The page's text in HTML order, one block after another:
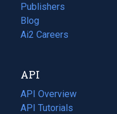
Publishers
Blog
(opens
in
tab)
Ai2 Careers
(opens
new
tab)
API
API Overview
API Tutorials